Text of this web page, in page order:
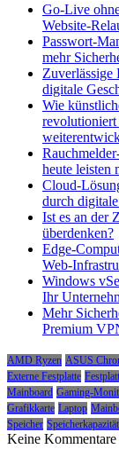
Go-Live
Website-
Passwort-
mehr
Zuverlässige
digitale
Wie
revolutioniert
heute leisten
Cloud-
durch
Ist es an der
überdenken?
Edge-
Web-
Windows
Ihr
Mehr
Premium
AMD Ryzen ASUS
Externe Festplatte
Mainboard Gaming-
Grafikkarte Laptop
Speicher Speicherkapazität
Keine Kommentare